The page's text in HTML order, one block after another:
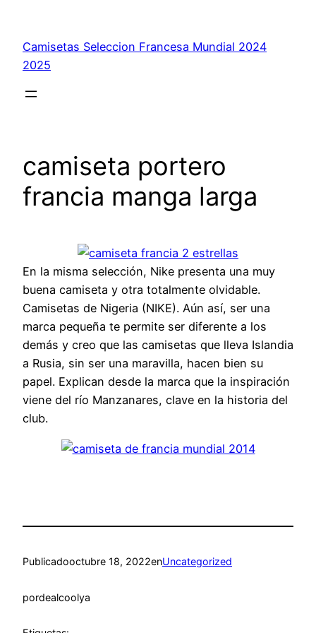
contenido
Camisetas Seleccion Francesa Mundial 2024
2025
camiseta portero
francia manga larga
En la misma selección, Nike presenta una muy
buena camiseta y otra totalmente olvidable.
Camisetas de Nigeria (NIKE). Aún así, ser una
marca pequeña te permite ser diferente a los
demás y creo que las camisetas que lleva Islandia
a Rusia, sin ser una maravilla, hacen bien su
papel. Explican desde la marca que la inspiración
viene del río Manzanares, clave en la historia del
club.
Publicadooctubre 18, 2022enUncategorized
pordealcoolya